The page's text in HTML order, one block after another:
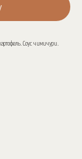
Соус чимичури.